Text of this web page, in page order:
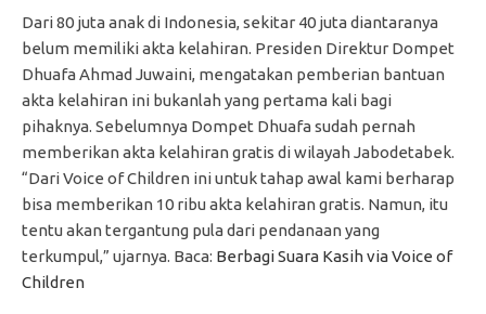
Dari 80 juta anak di Indonesia, sekitar 40 juta diantaranya
belum memiliki akta kelahiran. Presiden Direktur Dompet
Dhuafa Ahmad Juwaini, mengatakan pemberian bantuan
akta kelahiran ini bukanlah yang pertama kali bagi
pihaknya. Sebelumnya Dompet Dhuafa sudah pernah
memberikan akta kelahiran gratis di wilayah Jabodetabek.
“Dari Voice of Children ini untuk tahap awal kami berharap
bisa memberikan 10 ribu akta kelahiran gratis. Namun, itu
tentu akan tergantung pula dari pendanaan yang
terkumpul,” ujarnya. Baca: Berbagi Suara Kasih via Voice of
Children